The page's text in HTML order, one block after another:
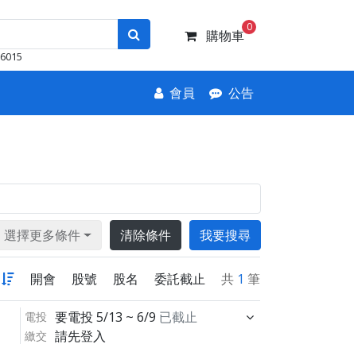
6015
購物車
0
會員 公告
選擇更多條件 清除條件 我要搜尋
開會 股號 股名 委託截止 共 1 筆
電投 要電投 5/13 ~ 6/9 已截止
繳交 請先登入